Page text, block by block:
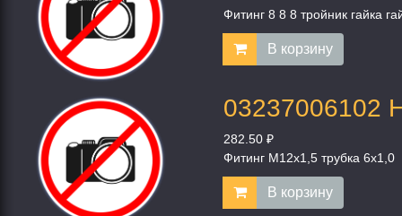
Фитинг 8 8 8 тройник гайка
В корзину
03237006102
282.50 ₽
Фитинг M12x1,5 трубка 6x1,0
В корзину